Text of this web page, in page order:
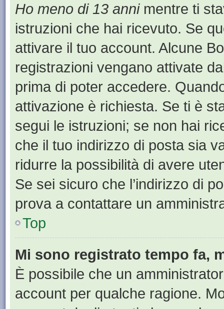
Ho meno di 13 annimentre ti
istruzioni che hai ricevuto. Se
attivare il tuo account. Alcune
registrazioni vengano attivate
prima di poter accedere.
attivazione è richiesta. Se ti è
segui le istruzioni; se non hai
che il tuo indirizzo di posta sia
ridurre la possibilità di avere
Se sei sicuro che l’indirizzo di
prova a contattare un
Top
Mi sono registrato tempo fa,
È possibile che un
account per qualche ragione.